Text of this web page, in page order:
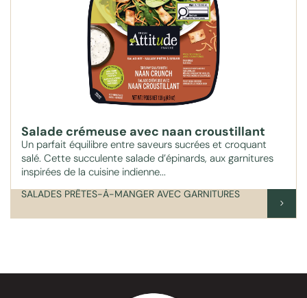
Salade crémeuse avec naan croustillant
Un parfait équilibre entre saveurs sucrées et croquant
salé. Cette succulente salade d’épinards, aux garnitures
inspirées de la cuisine indienne...
SALADES PRÊTES-À-MANGER AVEC GARNITURES